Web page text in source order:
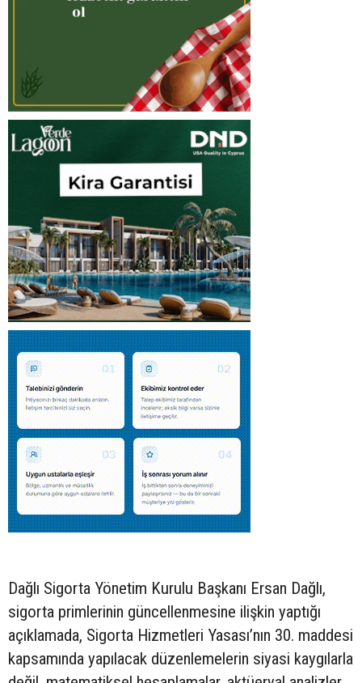
Dağlı Sigorta Yönetim Kurulu Başkanı Ersan Dağlı,
sigorta primlerinin güncellenmesine ilişkin yaptığı
açıklamada, Sigorta Hizmetleri Yasası’nın 30. maddesi
kapsamında yapılacak düzenlemelerin siyasi kaygılarla